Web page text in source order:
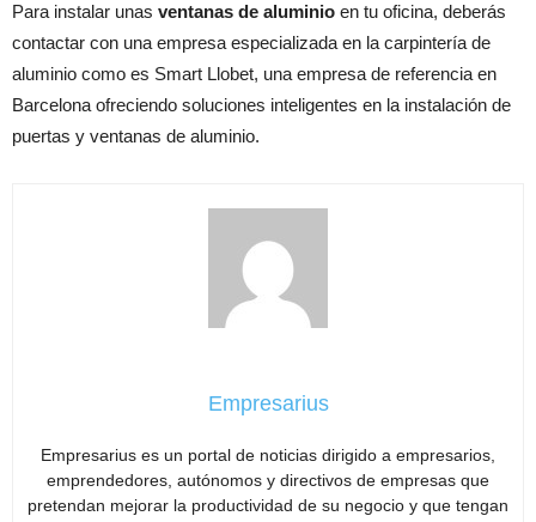
Para instalar unas ventanas de aluminio en tu oficina, deberás
contactar con una empresa especializada en la carpintería de
aluminio como es Smart Llobet, una empresa de referencia en
Barcelona ofreciendo soluciones inteligentes en la instalación de
puertas y ventanas de aluminio.
Empresarius
Empresarius es un portal de noticias dirigido a empresarios,
emprendedores, autónomos y directivos de empresas que
pretendan mejorar la productividad de su negocio y que tengan